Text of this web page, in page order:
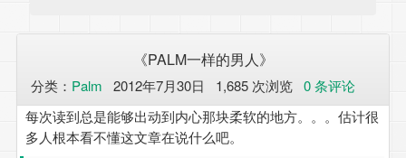
《PALM一样的男人》
分类： Palm 2012年7月30日 1,685 次浏览 0 条评论
每次读到总是能够出动到内心那块柔软的地方。。。估计很
多人根本看不懂这文章在说什么吧。